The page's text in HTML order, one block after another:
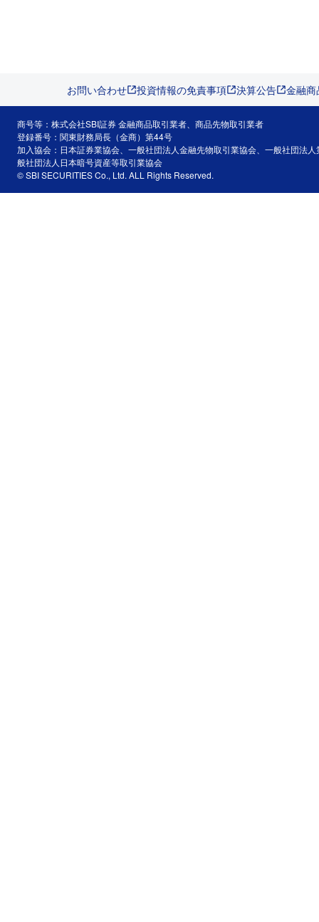
お問い合わせ 投資情報の免責事項 決算公告 金融
商号等：株式会社SBI証券 金融商品取引業者、商品先物取引業者
登録番号：関東財務局長（金商）第44号
加入協会：日本証券業協会、一般社団法人金融先物取引業協会、一般社団法
般社団法人日本暗号資産等取引業協会
© SBI SECURITIES Co., Ltd. ALL Rights Reserved.